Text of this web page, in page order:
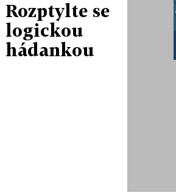
Rozptylte se
logickou
hádankou